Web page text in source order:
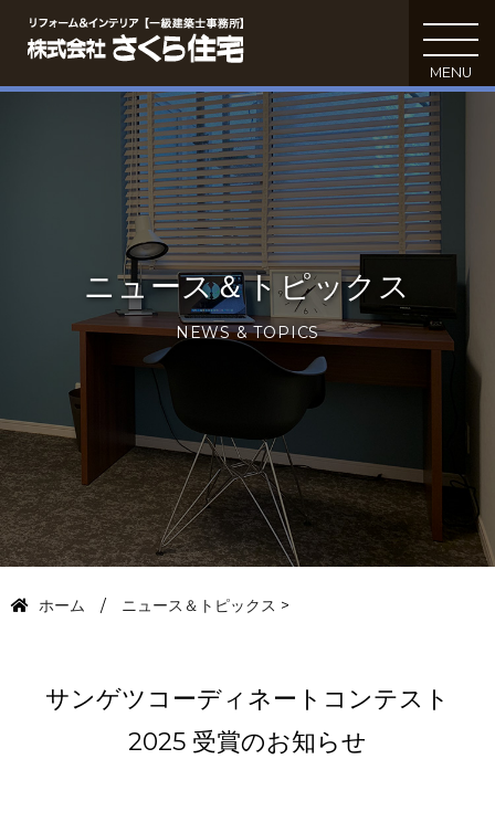
MENU
ニュース＆トピックス
NEWS & TOPICS
ホーム ニュース＆トピックス >
サンゲツコーディネートコンテスト
2025 受賞のお知らせ